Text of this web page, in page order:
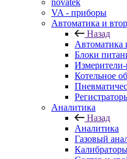
novatek
VA - приборы
Автоматика и
Назад
Автоматика
Блоки
Измерители-
Котельное
Аналитика
Назад
Аналитика
Газовый